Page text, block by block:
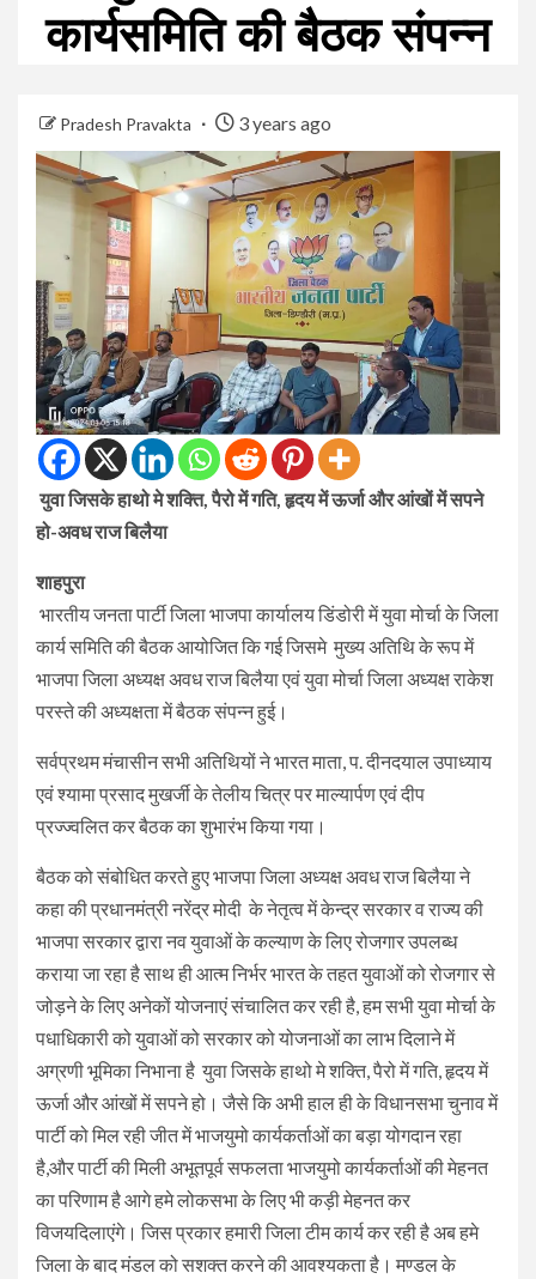
कार्यसमिति की बैठक संपन्न
Pradesh Pravakta 3 years ago
युवा जिसके हाथो मे शक्ति, पैरो में गति, हृदय में ऊर्जा और आंखों में सपने
हो-अवध राज बिलैया
शाहपुरा
भारतीय जनता पार्टी जिला भाजपा कार्यालय डिंडोरी में युवा मोर्चा के जिला
कार्य समिति की बैठक आयोजित कि गई जिसमे मुख्य अतिथि के रूप में
भाजपा जिला अध्यक्ष अवध राज बिलैया एवं युवा मोर्चा जिला अध्यक्ष राकेश
परस्ते की अध्यक्षता में बैठक संपन्न हुई।
सर्वप्रथम मंचासीन सभी अतिथियों ने भारत माता, प. दीनदयाल उपाध्याय
एवं श्यामा प्रसाद मुखर्जी के तेलीय चित्र पर माल्यार्पण एवं दीप
प्रज्ज्वलित कर बैठक का शुभारंभ किया गया।
बैठक को संबोधित करते हुए भाजपा जिला अध्यक्ष अवध राज बिलैया ने
कहा की प्रधानमंत्री नरेंद्र मोदी के नेतृत्व में केन्द्र सरकार व राज्य की
भाजपा सरकार द्वारा नव युवाओं के कल्याण के लिए रोजगार उपलब्ध
कराया जा रहा है साथ ही आत्म निर्भर भारत के तहत युवाओं को रोजगार से
जोड़ने के लिए अनेकों योजनाएं संचालित कर रही है, हम सभी युवा मोर्चा के
पधाधिकारी को युवाओं को सरकार को योजनाओं का लाभ दिलाने में
अग्रणी भूमिका निभाना है युवा जिसके हाथो मे शक्ति, पैरो में गति, हृदय में
ऊर्जा और आंखों में सपने हो। जैसे कि अभी हाल ही के विधानसभा चुनाव में
पार्टी को मिल रही जीत में भाजयुमो कार्यकर्ताओं का बड़ा योगदान रहा
है,और पार्टी की मिली अभूतपूर्व सफलता भाजयुमो कार्यकर्ताओं की मेहनत
का परिणाम है आगे हमे लोकसभा के लिए भी कड़ी मेहनत कर
विजयदिलाएंगे। जिस प्रकार हमारी जिला टीम कार्य कर रही है अब हमे
जिला के बाद मंडल को सशक्त करने की आवश्यकता है। मण्डल के